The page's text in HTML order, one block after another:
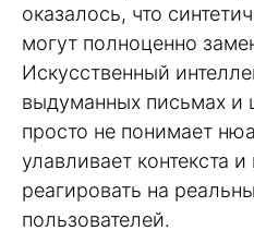
оказалось, что
могут полноценно
Искусственный
выдуманных письмах и
просто не понимает
улавливает контекста
реагировать на
пользователей.